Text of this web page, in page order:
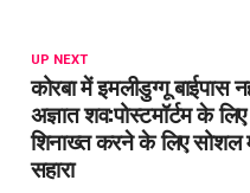
UP NEXT
कोरबा में इमलीडुग्गू बाईपास
अज्ञात शव:पोस्टमॉर्टम के
शिनाख्त करने के लिए सोशल
सहारा